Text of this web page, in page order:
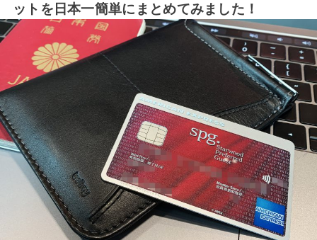
ットを日本一簡単にまとめてみました！